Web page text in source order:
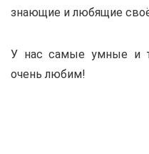
знающие и любящие своё
У нас самые умные и
очень любим!